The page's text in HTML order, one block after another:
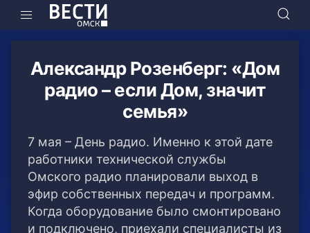
Александр Розенберг: «Дом
радио – если Дом, значит
семья»
7 мая – День радио. Именно к этой дате
работники технической службы
Омского радио планировали выход в
эфир собственных передач и программ.
Когда оборудование было смонтировано
и подключено, приехали специалисты из